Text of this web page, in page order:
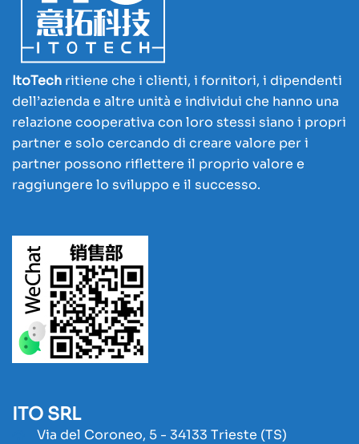
ItoTech ritiene che i clienti, i fornitori, i dipendenti
dell’azienda e altre unità e individui che hanno una
relazione cooperativa con loro stessi siano i propri
partner e solo cercando di creare valore per i
partner possono riflettere il proprio valore e
raggiungere lo sviluppo e il successo.
ITO SRL
Via del Coroneo, 5 - 34133 Trieste (TS)